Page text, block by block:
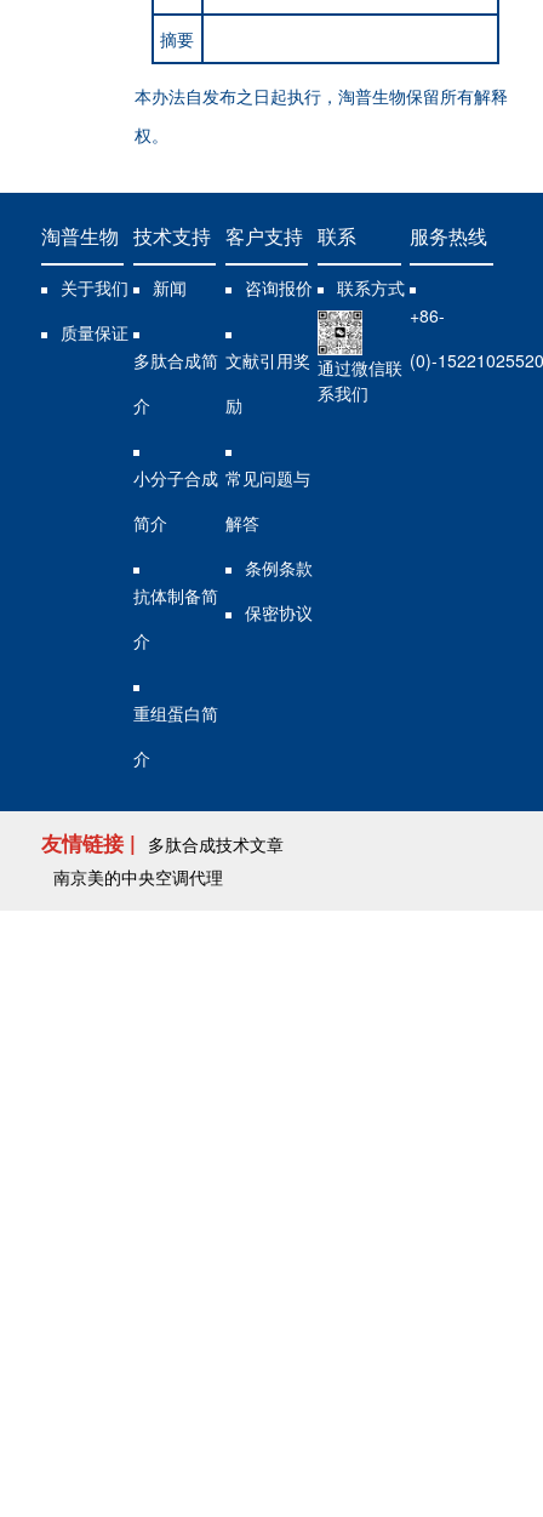
摘要
本办法自发布之日起执行，淘普生物保留所有解释
权。
淘普生物
关于我们
质量保证
技术支持
新闻
多肽合成简
介
小分子合成
简介
抗体制备简
介
重组蛋白简
介
客户支持
咨询报价
文献引用奖
励
常见问题与
解答
条例条款
保密协议
联系
联系方式
通过微信联
系我们
服务热线
+86-
(0)-
友情链接 | 多肽合成技术文章
南京美的中央空调代理